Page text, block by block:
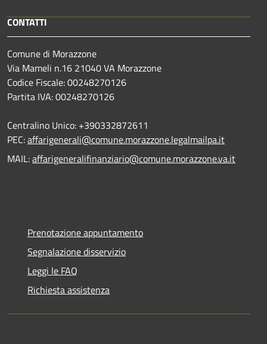
CONTATTI
Comune di Morazzone
Via Mameli n.16 21040 VA Morazzone
Codice Fiscale: 00248270126
Partita IVA: 00248270126
Centralino Unico: +390332872611
PEC:affarigenerali@comune.morazzone.legalmailpa.it
MAIL:affarigeneralifinanziario@comune.morazzone.va.it
Prenotazione appuntamento
Segnalazione disservizio
Leggi le FAQ
Richiesta assistenza